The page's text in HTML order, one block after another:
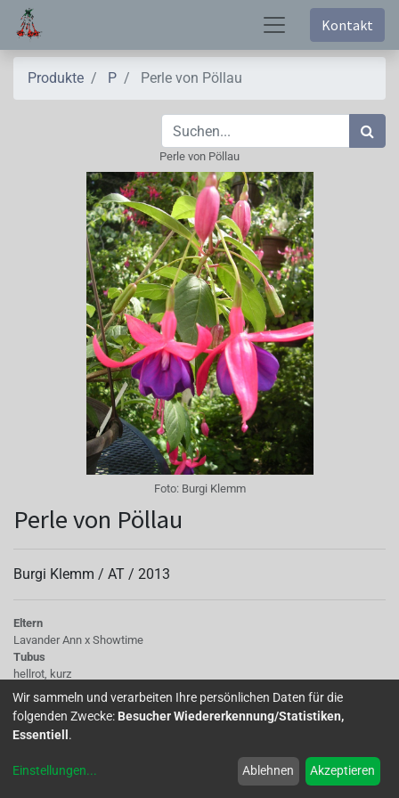
Kontakt
Produkte P Perle von Pöllau
Perle von Pöllau
Foto: Burgi Klemm
Perle von Pöllau
Burgi Klemm / AT / 2013
Eltern
Lavander Ann x Showtime
Tubus
hellrot, kurz
Sepalen
horizontale Stellung mit aufgebogenen grünen Spitzen, rot
Korolle/Petalen
sehr groß in blau lila mit roter Basis und Aderung
halb- bis ganz gefüllt
Wir sammeln und verarbeiten Ihre persönlichen Daten für die
folgenden Zwecke: Besucher Wiedererkennung/Statistiken,
Essentiell .
Einstellungen... Ablehnen Akzeptieren